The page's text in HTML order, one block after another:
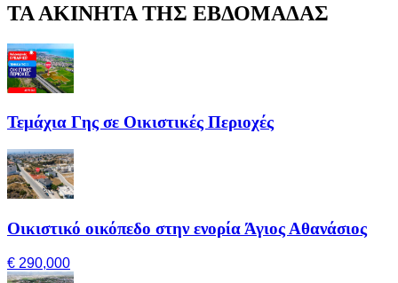
ΤΑ ΑΚΙΝΗΤΑ ΤΗΣ ΕΒΔΟΜΑΔΑΣ
Τεμάχια Γης σε Οικιστικές Περιοχές
Οικιστικό οικόπεδο στην ενορία Άγιος Αθανάσιος
€ 290,000